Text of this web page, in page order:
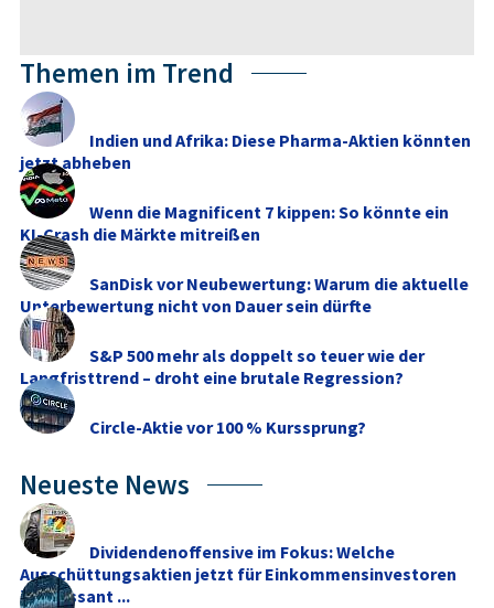
Themen im Trend
Indien und Afrika: Diese Pharma-Aktien könnten
jetzt abheben
Wenn die Magnificent 7 kippen: So könnte ein
KI-Crash die Märkte mitreißen
SanDisk vor Neubewertung: Warum die aktuelle
Unterbewertung nicht von Dauer sein dürfte
S&P 500 mehr als doppelt so teuer wie der
Langfristtrend – droht eine brutale Regression?
Circle-Aktie vor 100 % Kurssprung?
Neueste News
Dividendenoffensive im Fokus: Welche
Ausschüttungsaktien jetzt für Einkommensinvestoren
interessant ...